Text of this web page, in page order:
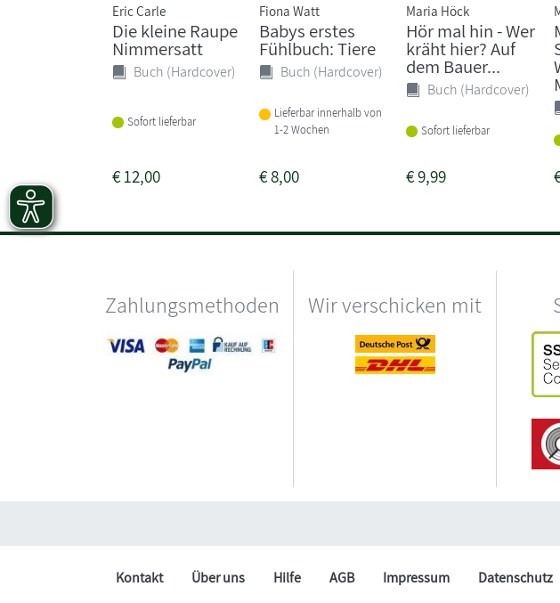
Eric Carle
Die kleine Raupe
Nimmersatt
Buch (Hardcover)
Sofort lieferbar
€12,00
Fiona Watt
Babys erstes
Fühlbuch: Tiere
Buch (Hardcover)
Lieferbar innerhalb von
1-2 Wochen
€8,00
Maria Höck
Hör mal hin - Wer
kräht hier? Auf
dem Bauer...
Buch (Hardcover)
Sofort lieferbar
€9,99
Zahlungsmethoden Wir verschicken mit
Kontakt Über uns Hilfe AGB Impressum Datenschutz